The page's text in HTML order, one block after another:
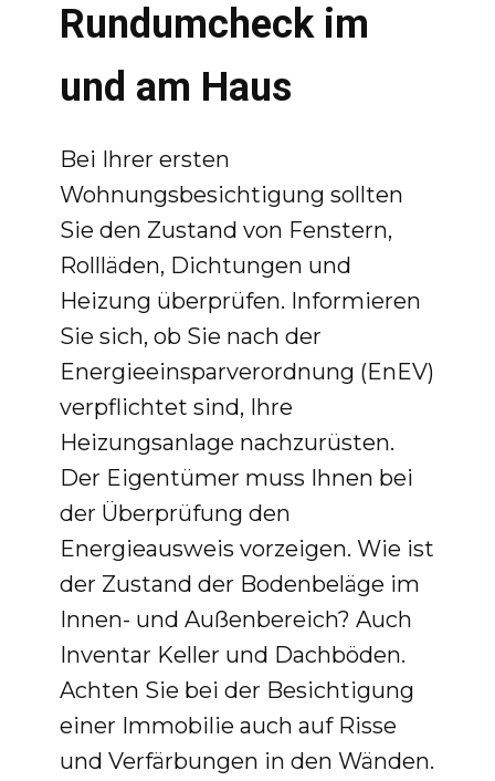
Rundumcheck im
und am Haus
Bei Ihrer ersten
Wohnungsbesichtigung sollten
Sie den Zustand von Fenstern,
Rollläden, Dichtungen und
Heizung überprüfen. Informieren
Sie sich, ob Sie nach der
Energieeinsparverordnung (EnEV)
verpflichtet sind, Ihre
Heizungsanlage nachzurüsten.
Der Eigentümer muss Ihnen bei
der Überprüfung den
Energieausweis vorzeigen. Wie ist
der Zustand der Bodenbeläge im
Innen- und Außenbereich? Auch
Inventar Keller und Dachböden.
Achten Sie bei der Besichtigung
einer Immobilie auch auf Risse
und Verfärbungen in den Wänden.